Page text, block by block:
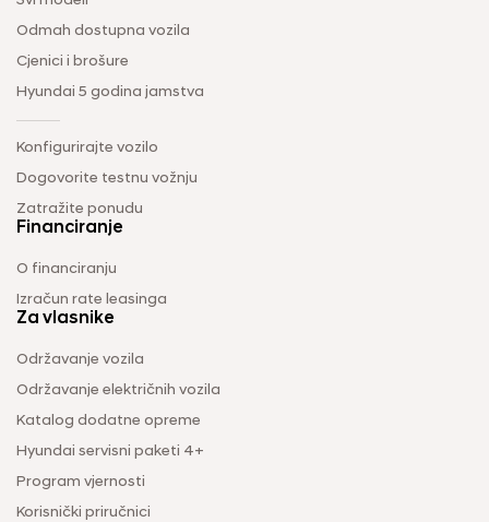
Odmah dostupna vozila
Cjenici i brošure
Hyundai 5 godina jamstva
Konfigurirajte vozilo
Dogovorite testnu vožnju
Zatražite ponudu
Financiranje
O financiranju
Izračun rate leasinga
Za vlasnike
Održavanje vozila
Održavanje električnih vozila
Katalog dodatne opreme
Hyundai servisni paketi 4+
Program vjernosti
Korisnički priručnici